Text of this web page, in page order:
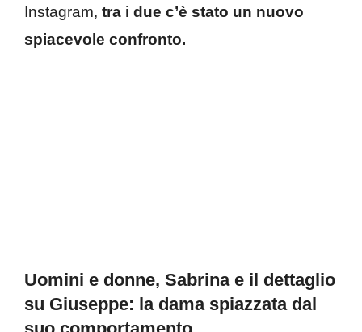
Instagram, tra i due c’è stato un nuovo
spiacevole confronto.
Uomini e donne, Sabrina e il dettaglio
su Giuseppe: la dama spiazzata dal